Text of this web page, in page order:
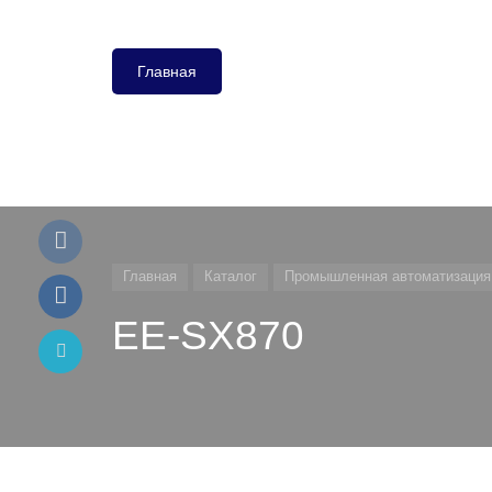
Главная
Главная Каталог Промышленная автоматизация
EE-SX870